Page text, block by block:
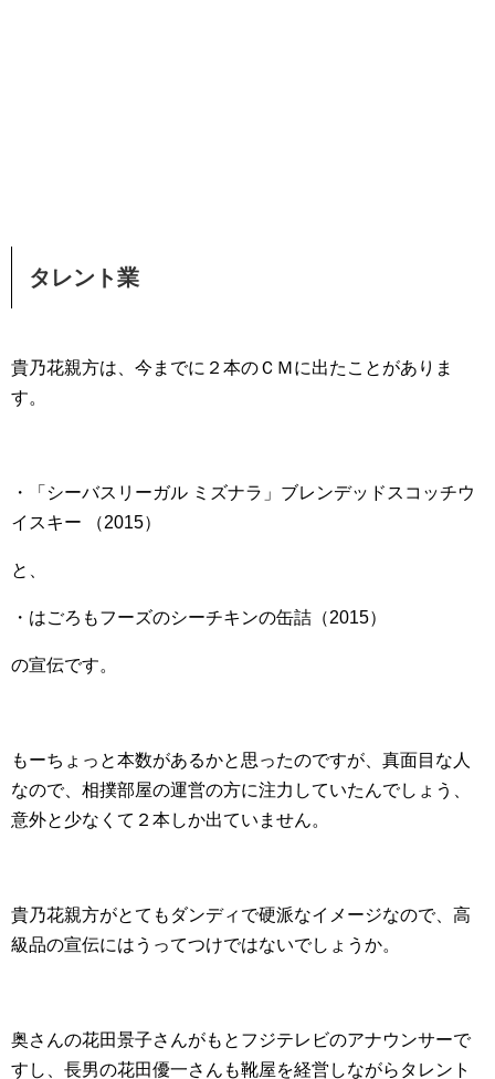
タレント業
貴乃花親方は、今までに２本のＣＭに出たことがありま
す。
・「シーバスリーガル ミズナラ」ブレンデッドスコッチウ
イスキー （2015）
と、
・はごろもフーズのシーチキンの缶詰（2015）
の宣伝です。
もーちょっと本数があるかと思ったのですが、真面目な人
なので、相撲部屋の運営の方に注力していたんでしょう、
意外と少なくて２本しか出ていません。
貴乃花親方がとてもダンディで硬派なイメージなので、高
級品の宣伝にはうってつけではないでしょうか。
奥さんの花田景子さんがもとフジテレビのアナウンサーで
すし、長男の花田優一さんも靴屋を経営しながらタレント